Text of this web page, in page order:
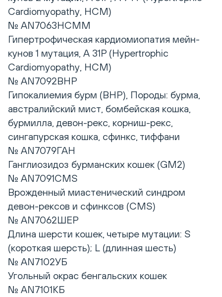
Сardiomyopathy, HCM)
№ AN7063HCMM
Гипертрофическая кардиомиопатия мейн-
кунов 1 мутация, А 31Р (Hypertrophic
Сardiomyopathy, HCM)
№ AN7092BHP
Гипокалиемия бурм (BHP), Породы: бурма,
австралийский мист, бомбейская кошка,
бурмилла, девон-рекс, корниш-рекс,
сингапурская кошка, сфинкс, тиффани
№ AN7079ГАН
Ганглиозидоз бурманских кошек (GM2)
№ AN7091CMS
Врожденный миастенический синдром
девон-рексов и сфинксов (CMS)
№ AN7062ШЕР
Длина шерсти кошек, четыре мутации: S
(короткая шерсть); L (длинная шесть)
№ AN7102УБ
Угольный окрас бенгальских кошек
№ AN7101КБ